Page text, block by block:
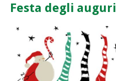
Festa degli auguri